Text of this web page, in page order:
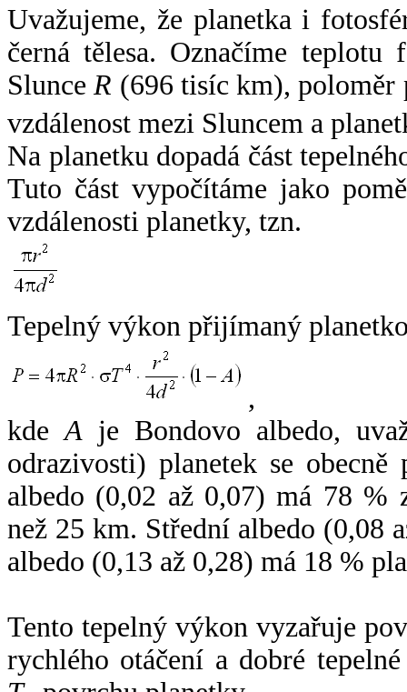
Uvažujeme, že planetka i
černá tělesa. Označíme
SlunceR (696 tisíc km),
vzdálenost mezi Sluncem a
Na planetku dopadá část
Tuto část vypočítáme jako
vzdálenosti planetky, tzn.
Tepelný výkon přijímaný
,
kdeA je Bondovo albedo,
odrazivosti) planetek se
albedo (0,02 až 0,07) má 78 %
než 25 km. Střední albedo (0,08
albedo (0,13 až 0,28) má 18 %
Tento tepelný výkon vyzařuje
rychlého otáčení a dobré